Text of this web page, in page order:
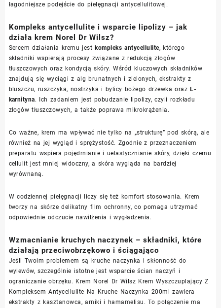
łagodniejsze podejście do pielęgnacji antycellulitowej.
Kompleks antycellulite i wsparcie lipolizy – jak
działa krem Norel Dr Wilsz?
Sercem działania kremu jestkompleks antycellulite, którego
składniki wspierają procesy związane z redukcją złogów
tłuszczowych oraz kondycją skóry. Wśród kluczowych składników
znajdują się wyciągi z alg brunatnych i zielonych, ekstrakty z
bluszczu, ruszczyka, nostrzyka i bylicy bożego drzewka orazL-
karnityna. Ich zadaniem jest pobudzanie lipolizy, czyli rozkładu
złogów tłuszczowych, a także poprawa mikrokrążenia.
Co ważne, krem ma wpływać nie tylko na „strukturę” pod skórą, ale
również na jej wygląd i sprężystość. Zgodnie z przeznaczeniem
preparatu wspiera pojędrnianie i uelastycznianie skóry, dzięki czemu
cellulit jest mniej widoczny, a skóra wygląda na bardziej
wyrównaną.
W codziennej pielęgnacji liczy się też komfort stosowania. Krem
tworzy na skórze delikatny film ochronny, co pomaga utrzymać
odpowiednie odczucie nawilżenia i wygładzenia.
Wzmacnianie kruchych naczynek – składniki, które
działają przeciwobrzękowo i ściągająco
Jeśli Twoim problemem są kruche naczynka i skłonność do
wylewów, szczególnie istotne jest wsparcie ścian naczyń i
ograniczanie obrzęku. Krem Norel Dr Wilsz Krem Wyszczuplający Z
Kompleksem Antycellulite Na Kruche Naczynka 200ml zawiera
ekstrakty z kasztanowca, arniki i hamamelisu. To połączenie ma